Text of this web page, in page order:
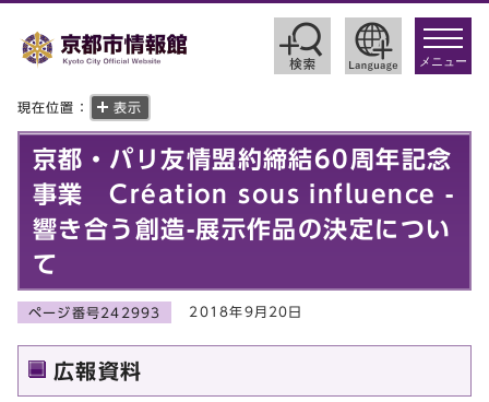
toggle
メニュー
現在位置： 表示
京都・パリ友情盟約締結60周年記念
事業 Création sous influence -
響き合う創造-展示作品の決定につい
て
ページ番号242993 2018年9月20日
広報資料